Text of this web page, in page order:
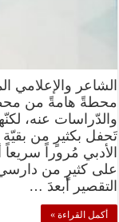
الشاعر والإعلامي
محطةً هامةً من
والدّراسات عنه،
تَحفل بكثيرٍ من بقيّة
الأدبي مُروراً
على كثيرٍ من دارسي
التقصير أبعدَ …
أكمل القراءة »